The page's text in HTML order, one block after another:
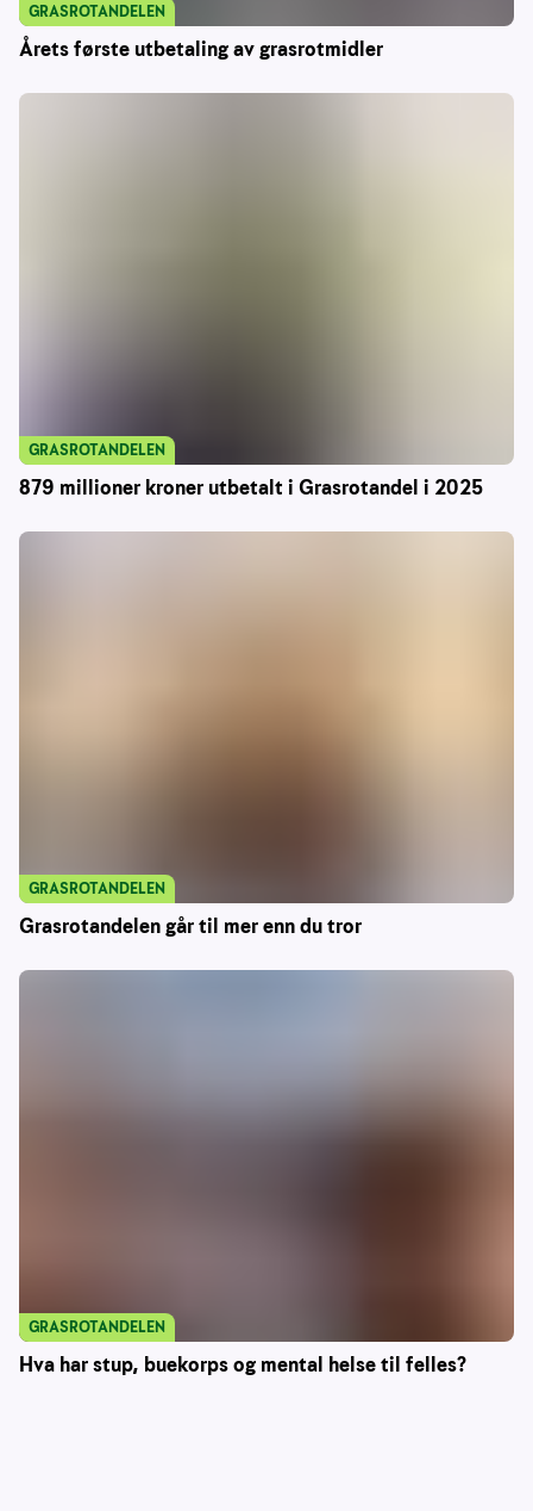
Årets første utbetaling av grasrotmidler
GRASROTANDELEN
879 millioner kroner utbetalt i Grasrotandel i 2025
GRASROTANDELEN
Grasrotandelen går til mer enn du tror
GRASROTANDELEN
Hva har stup, buekorps og mental helse til felles?
GRASROTANDELEN